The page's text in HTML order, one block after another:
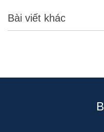
Bài viết khác